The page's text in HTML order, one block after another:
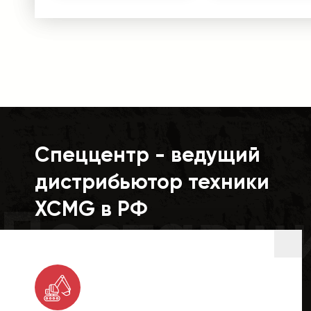
Спеццентр - ведущий
дистрибьютор техники
XCMG в РФ